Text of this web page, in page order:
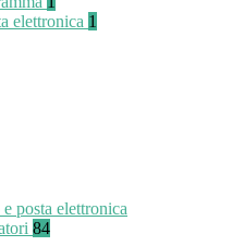
elettronica 1
posta elettronica
84